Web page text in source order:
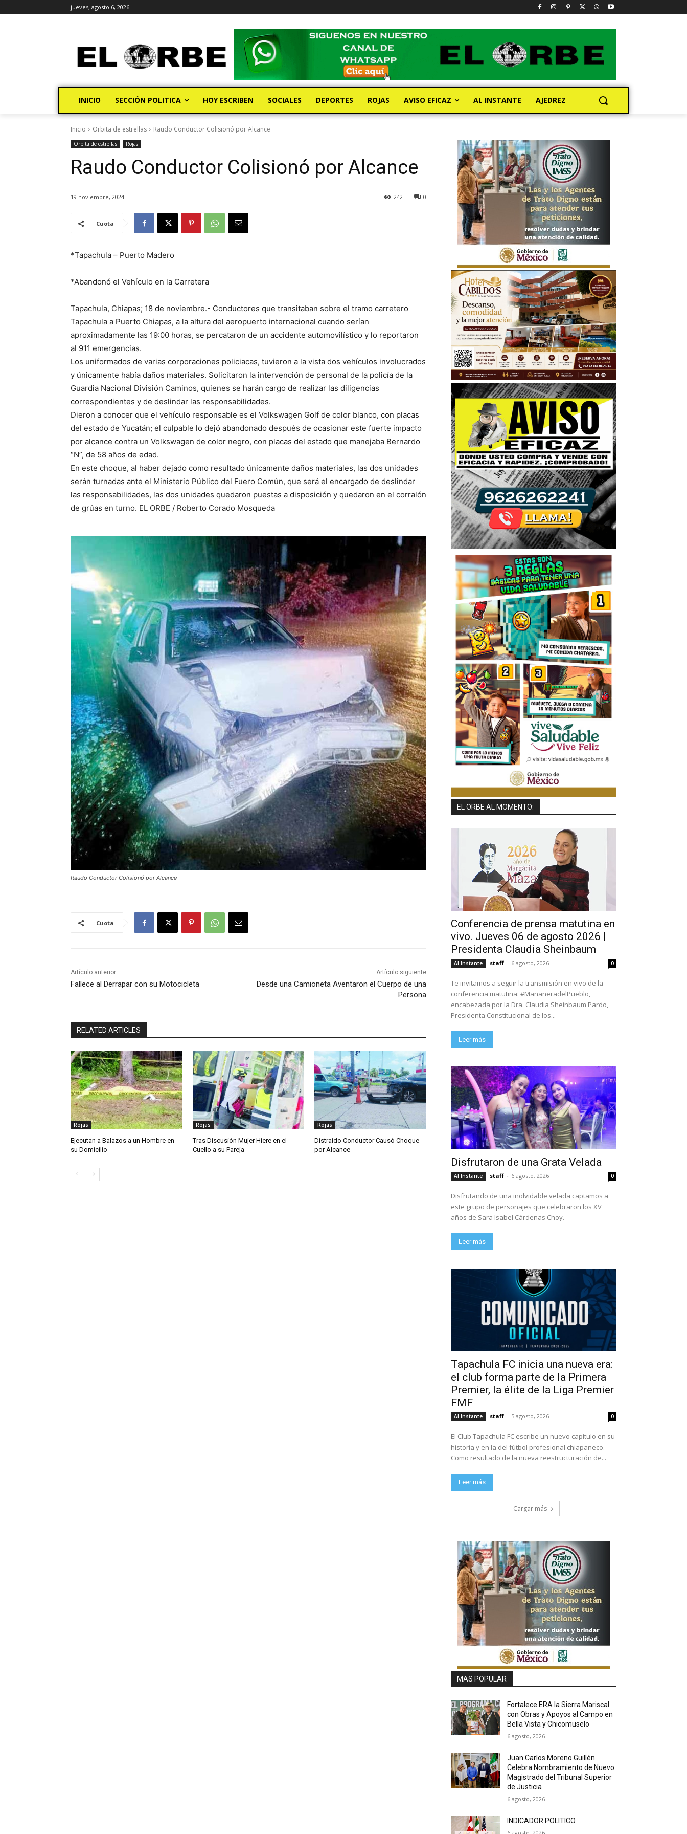
jueves, agosto 6, 2026
INICIO SECCIÓN POLITICA HOY ESCRIBEN SOCIALES DEPORTES ROJAS AVISO EFICAZ AL INSTANTE AJEDREZ
Inicio Orbita de estrellas Raudo Conductor Colisionó por Alcance
Orbita de estrellas Rojas
Raudo Conductor Colisionó por Alcance
19 noviembre, 2024 0
242
Cuota
*Tapachula – Puerto Madero
*Abandonó el Vehículo en la Carretera
Tapachula, Chiapas; 18 de noviembre.- Conductores que transitaban sobre el tramo carretero
Tapachula a Puerto Chiapas, a la altura del aeropuerto internacional cuando serían
aproximadamente las 19:00 horas, se percataron de un accidente automovilístico y lo reportaron
al 911 emergencias.
Los uniformados de varias corporaciones policiacas, tuvieron a la vista dos vehículos involucrados
y únicamente había daños materiales. Solicitaron la intervención de personal de la policía de la
Guardia Nacional División Caminos, quienes se harán cargo de realizar las diligencias
correspondientes y de deslindar las responsabilidades.
Dieron a conocer que el vehículo responsable es el Volkswagen Golf de color blanco, con placas
del estado de Yucatán; el culpable lo dejó abandonado después de ocasionar este fuerte impacto
por alcance contra un Volkswagen de color negro, con placas del estado que manejaba Bernardo
“N”, de 58 años de edad.
En este choque, al haber dejado como resultado únicamente daños materiales, las dos unidades
serán turnadas ante el Ministerio Público del Fuero Común, que será el encargado de deslindar
las responsabilidades, las dos unidades quedaron puestas a disposición y quedaron en el corralón
de grúas en turno. EL ORBE / Roberto Corado Mosqueda
Raudo Conductor Colisionó por Alcance
Cuota
Artículo anterior
Fallece al Derrapar con su Motocicleta
Artículo siguiente
Desde una Camioneta Aventaron el Cuerpo de una
Persona
RELATED ARTICLES
Rojas
Ejecutan a Balazos a un Hombre en
su Domicilio
Rojas
Tras Discusión Mujer Hiere en el
Cuello a su Pareja
Rojas
Distraído Conductor Causó Choque
por Alcance
EL ORBE AL MOMENTO:
Conferencia de prensa matutina en
vivo. Jueves 06 de agosto 2026 |
Presidenta Claudia Sheinbaum
Al Instante staff - 6 agosto, 2026 0
Te invitamos a seguir la transmisión en vivo de la
conferencia matutina: #MañaneradelPueblo,
encabezada por la Dra. Claudia Sheinbaum Pardo,
Presidenta Constitucional de los...
Leer más
Disfrutaron de una Grata Velada
Al Instante staff - 6 agosto, 2026 0
Disfrutando de una inolvidable velada captamos a
este grupo de personajes que celebraron los XV
años de Sara Isabel Cárdenas Choy.
Leer más
Tapachula FC inicia una nueva era:
el club forma parte de la Primera
Premier, la élite de la Liga Premier
FMF
Al Instante staff - 5 agosto, 2026 0
El Club Tapachula FC escribe un nuevo capítulo en su
historia y en la del fútbol profesional chiapaneco.
Como resultado de la nueva reestructuración de...
Leer más
Cargar más
MAS POPULAR
Fortalece ERA la Sierra Mariscal
con Obras y Apoyos al Campo en
Bella Vista y Chicomuselo
6 agosto, 2026
Juan Carlos Moreno Guillén
Celebra Nombramiento de Nuevo
Magistrado del Tribunal Superior
de Justicia
6 agosto, 2026
INDICADOR POLITICO